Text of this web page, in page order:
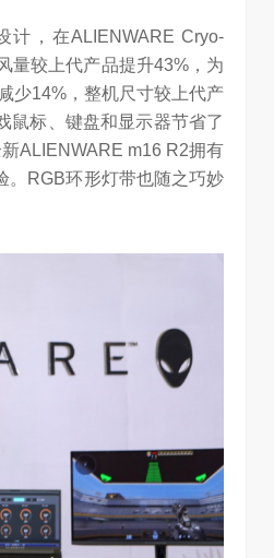
，在ALIENWARE Cryo-
量较上代产品提升43%，为
少14%，整机尺寸较上代产
鼠标、键盘和显示器节省了
ALIENWARE m16 R2拥有
。RGB环形灯带也随之巧妙